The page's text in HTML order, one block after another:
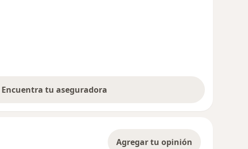
Encuentra tu aseguradora
Agregar tu opinión